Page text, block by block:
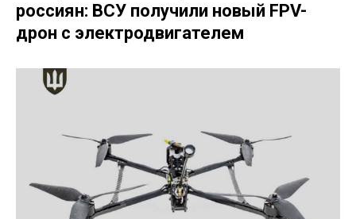
россиян: ВСУ получили новый FPV-
дрон с электродвигателем